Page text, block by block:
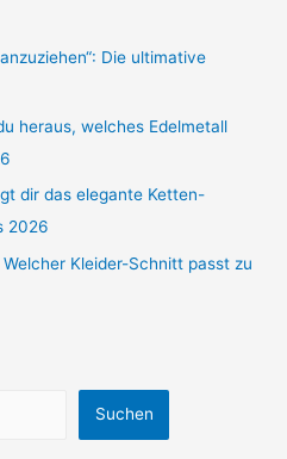
Die ultimative
heraus, welches Edelmetall
dir das elegante Ketten-
2026
Kleider-Schnitt passt zu
Suchen